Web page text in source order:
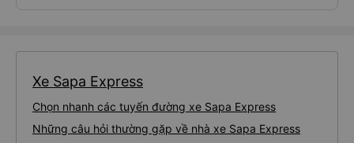
Xe Sapa Express
Chọn nhanh các tuyến đường xe Sapa Express
Những câu hỏi thường gặp về nhà xe Sapa Express